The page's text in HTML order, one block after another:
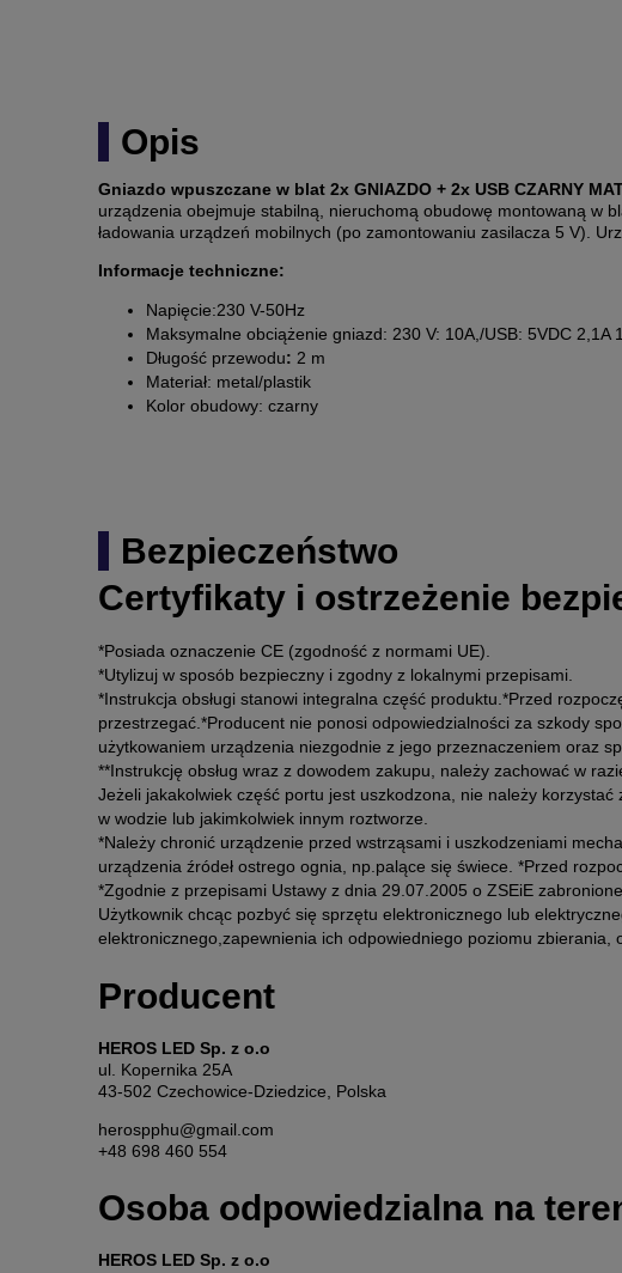
Opis
Gniazdo wpuszczane w blat 2x GNIAZDO + 2x USB CZARNY
urządzenia obejmuje stabilną, nieruchomą obudowę montowaną w
ładowania urządzeń mobilnych (po zamontowaniu zasilacza 5 V).
Informacje techniczne:
Napięcie:230 V-50Hz
Maksymalne obciążenie gniazd: 230 V: 10A,/USB: 5VDC 2,1A
Długość przewodu: 2 m
Materiał: metal/plastik
Kolor obudowy: czarny
Bezpieczeństwo
Certyfikaty i ostrzeżenie
*Posiada oznaczenie CE (zgodność z normami UE).
*Utylizuj w sposób bezpieczny i zgodny z lokalnymi przepisami.
*Instrukcja obsługi stanowi integralna część produktu.*Przed
przestrzegać.*Producent nie ponosi odpowiedzialności za szkody
użytkowaniem urządzenia niezgodnie z jego przeznaczeniem oraz
**Instrukcję obsług wraz z dowodem zakupu, należy zachować w
Jeżeli jakakolwiek część portu jest uszkodzona, nie należy
w wodzie lub jakimkolwiek innym roztworze.
*Należy chronić urządzenie przed wstrząsami i uszkodzeniami
urządzenia źródeł ostrego ognia, np.palące się świece. *Przed
*Zgodnie z przepisami Ustawy z dnia 29.07.2005 o ZSEiE
Użytkownik chcąc pozbyć się sprzętu elektronicznego lub
elektronicznego,zapewnienia ich odpowiedniego poziomu zbierania,
Producent
HEROS LED Sp. z o.o
ul. Kopernika 25A
43-502 Czechowice-Dziedzice, Polska
herospphu@gmail.com
+48 698 460 554
Osoba odpowiedzialna na
HEROS LED Sp. z o.o